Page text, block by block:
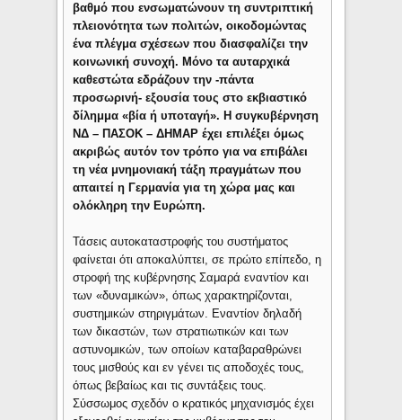
βαθμό που ενσωματώνουν τη συντριπτική
πλειονότητα των πολιτών, οικοδομώντας
ένα πλέγμα σχέσεων που διασφαλίζει την
κοινωνική συνοχή. Μόνο τα αυταρχικά
καθεστώτα εδράζουν την -πάντα
προσωρινή- εξουσία τους στο εκβιαστικό
δίλημμα «βία ή υποταγή». Η συγκυβέρνηση
ΝΔ – ΠΑΣΟΚ – ΔΗΜΑΡ έχει επιλέξει όμως
ακριβώς αυτόν τον τρόπο για να επιβάλει
τη νέα μνημονιακή τάξη πραγμάτων που
απαιτεί η Γερμανία για τη χώρα μας και
ολόκληρη την Ευρώπη.
Τάσεις αυτοκαταστροφής του συστήματος
φαίνεται ότι αποκαλύπτει, σε πρώτο επίπεδο, η
στροφή της κυβέρνησης Σαμαρά εναντίον και
των «δυναμικών», όπως χαρακτηρίζονται,
συστημικών στηριγμάτων. Εναντίον δηλαδή
των δικαστών, των στρατιωτικών και των
αστυνομικών, των οποίων καταβαραθρώνει
τους μισθούς και εν γένει τις αποδοχές τους,
όπως βεβαίως και τις συντάξεις τους.
Σύσσωμος σχεδόν ο κρατικός μηχανισμός έχει